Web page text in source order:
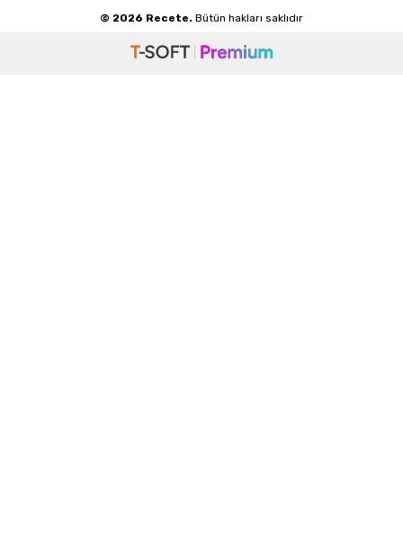
© 2026 Recete. Bütün hakları saklıdır